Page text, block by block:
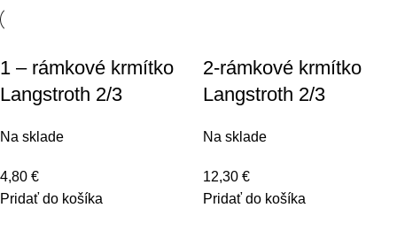
1 – rámkové krmítko
Langstroth 2/3
Na sklade
4,80 €
Pridať do košíka
2-rámkové krmítko
Langstroth 2/3
Na sklade
12,30 €
Pridať do košíka